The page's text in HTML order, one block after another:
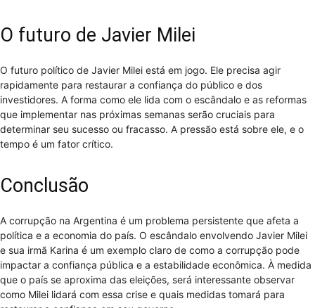
O futuro de Javier Milei
O futuro político de Javier Milei está em jogo. Ele precisa agir
rapidamente para restaurar a confiança do público e dos
investidores. A forma como ele lida com o escândalo e as reformas
que implementar nas próximas semanas serão cruciais para
determinar seu sucesso ou fracasso. A pressão está sobre ele, e o
tempo é um fator crítico.
Conclusão
A corrupção na Argentina é um problema persistente que afeta a
política e a economia do país. O escândalo envolvendo Javier Milei
e sua irmã Karina é um exemplo claro de como a corrupção pode
impactar a confiança pública e a estabilidade econômica. À medida
que o país se aproxima das eleições, será interessante observar
como Milei lidará com essa crise e quais medidas tomará para